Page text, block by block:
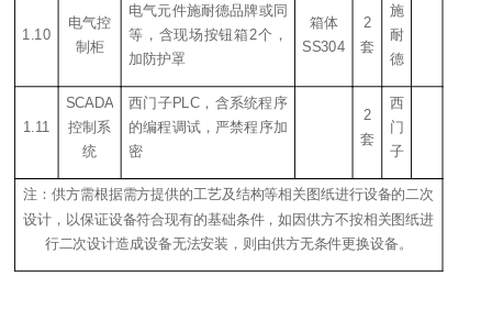
1.10
电气控
制柜
电气元件施耐德品牌或同
等，含现场按钮箱2个，
加防护罩
箱体
SS304
2
套
施
耐
德
1.11
SCADA
控制系
统
西门子PLC，含系统程序
的编程调试，严禁程序加
密
2
套
西
门
子
注：供方需根据需方提供的工艺及结构等相关图纸进行设备的二次
设计，以保证设备符合现有的基础条件，如因供方不按相关图纸进
行二次设计造成设备无法安装，则由供方无条件更换设备。